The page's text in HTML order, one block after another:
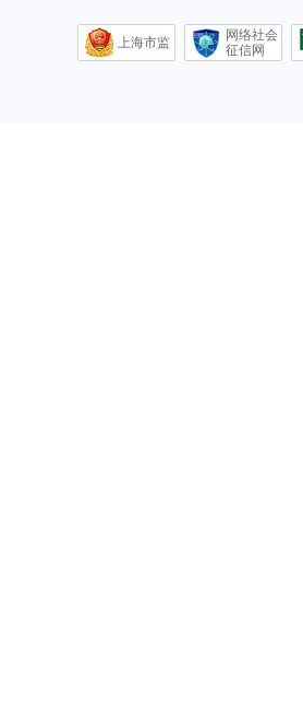
上海市监
网络社会
征信网